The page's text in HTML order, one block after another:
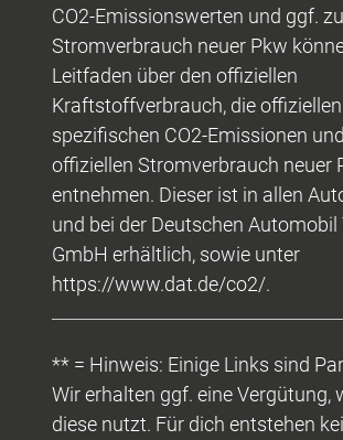
CO2-Emissionswerten und ggf.
Stromverbrauch neuer Pkw
Leitfaden über den offiziellen
Kraftstoffverbrauch, die offiziellen
spezifischen CO2-Emissionen
offiziellen Stromverbrauch neuer
entnehmen. Dieser ist in allen
und bei der Deutschen Automobil
GmbH erhältlich, sowie unter
https://www.dat.de/co2/.
** = Hinweis: Einige Links sind
Wir erhalten ggf. eine Vergütung,
diese nutzt. Für dich entstehen